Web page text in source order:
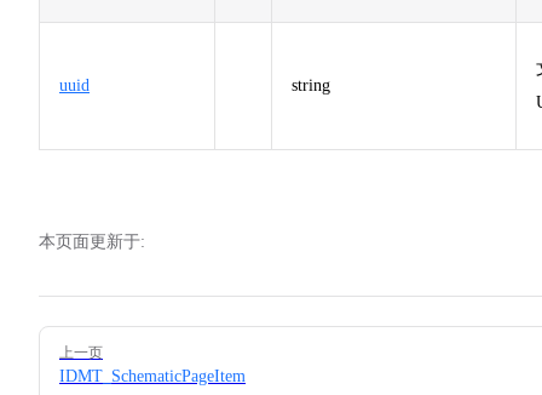
uuid string
本页面更新于:
Pager
上一页
IDMT_SchematicPageItem